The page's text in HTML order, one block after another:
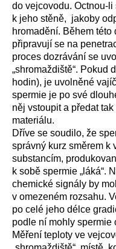
do vejcovodu. Octnou-li
k jeho stěně, jakoby
hromadění. Během
připravují se na
proces dozrávání se
„shromaždiště“. Pokud
hodin), je uvolněné
spermie je po své
něj vstoupit a předat
materiálu.
Dříve se soudilo, že
správný kurz směrem k
substancím,
k sobě spermie „láká“.
chemické signály by
v omezeném rozsahu.
po celé jeho délce
podle ní mohly spermie
Měření teploty ve